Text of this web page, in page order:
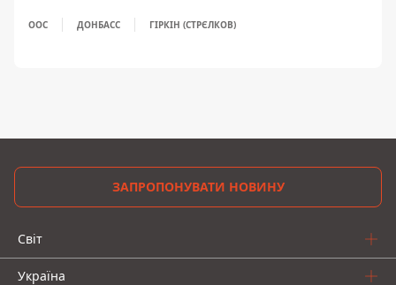
ООС ДОНБАСС ГІРКІН (СТРЄЛКОВ)
ЗАПРОПОНУВАТИ НОВИНУ
Світ
Україна